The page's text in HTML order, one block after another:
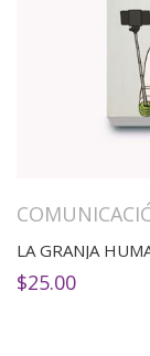
LA GRANJA
$25.00